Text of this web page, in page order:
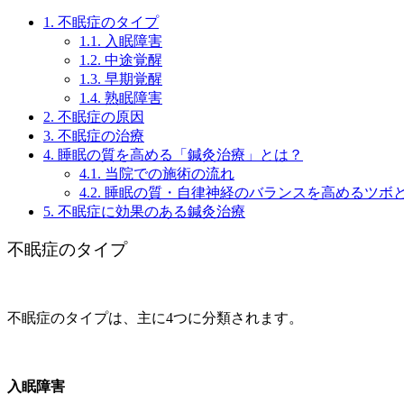
1. 不眠症のタイプ
1.1. 入眠障害
1.2. 中途覚醒
1.3. 早期覚醒
1.4. 熟眠障害
2. 不眠症の原因
3. 不眠症の治療
4. 睡眠の質を高める「鍼灸治療」とは？
4.1. 当院での施術の流れ
4.2. 睡眠の質・自律神経のバランスを高めるツボ
5. 不眠症に効果のある鍼灸治療
不眠症のタイプ
不眠症のタイプは、主に4つに分類されます。
入眠障害